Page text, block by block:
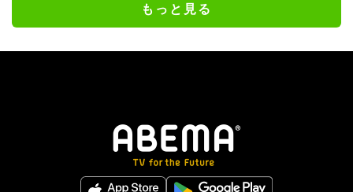
もっと見る